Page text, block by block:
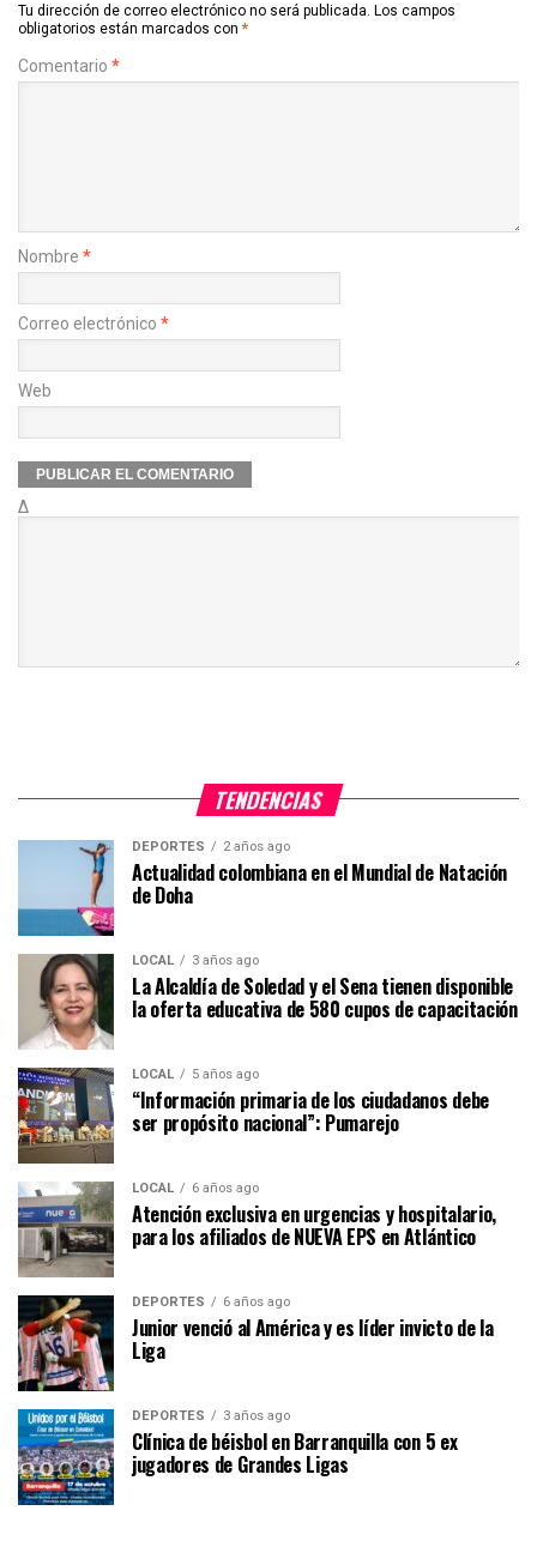
Tu dirección de correo electrónico no será publicada. Los campos
obligatorios están marcados con *
Comentario *
Nombre *
Correo electrónico *
Web
Δ
TENDENCIAS
DEPORTES 2 años ago
Actualidad colombiana en el Mundial de Natación
de Doha
LOCAL 3 años ago
La Alcaldía de Soledad y el Sena tienen disponible
la oferta educativa de 580 cupos de capacitación
LOCAL 5 años ago
“Información primaria de los ciudadanos debe
ser propósito nacional”: Pumarejo
LOCAL 6 años ago
Atención exclusiva en urgencias y hospitalario,
para los afiliados de NUEVA EPS en Atlántico
DEPORTES 6 años ago
Junior venció al América y es líder invicto de la
Liga
DEPORTES 3 años ago
Clínica de béisbol en Barranquilla con 5 ex
jugadores de Grandes Ligas